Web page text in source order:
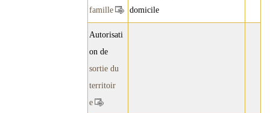
famille
domicile
Autorisati
on de
sortie du
territoir
e